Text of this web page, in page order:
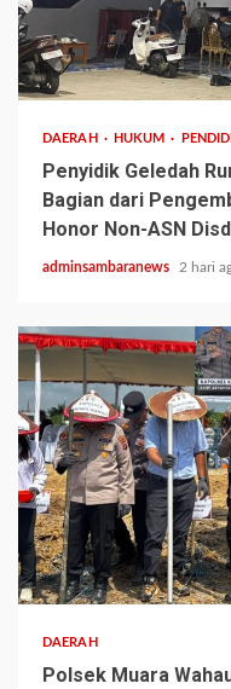
3 min read
DAERAH HUKUM
Penyidik Geledah
Bagian dari
Honor Non-ASN
adminsambaranews 2 hari
2 min read
DAERAH
Polsek Muara